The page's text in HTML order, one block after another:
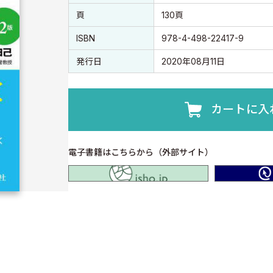
頁 130頁
ISBN 978-4-498-22417-9
発行日 2020年08月11日
カートに入
電子書籍はこちらから（外部サイト）